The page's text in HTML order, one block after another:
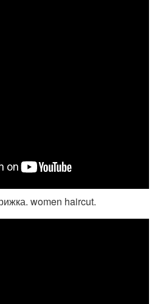
women haircut.